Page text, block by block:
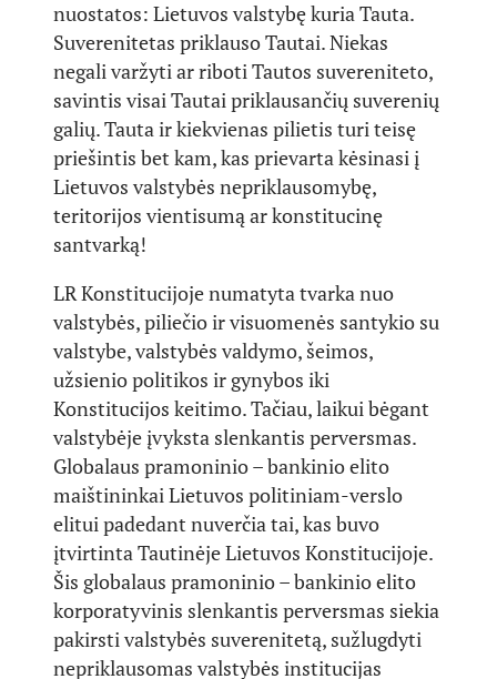
nuostatos: Lietuvos valstybę kuria Tauta.
Suverenitetas priklauso Tautai. Niekas
negali varžyti ar riboti Tautos suvereniteto,
savintis visai Tautai priklausančių suverenių
galių. Tauta ir kiekvienas pilietis turi teisę
priešintis bet kam, kas prievarta kėsinasi į
Lietuvos valstybės nepriklausomybę,
teritorijos vientisumą ar konstitucinę
santvarką!
LR Konstitucijoje numatyta tvarka nuo
valstybės, piliečio ir visuomenės santykio su
valstybe, valstybės valdymo, šeimos,
užsienio politikos ir gynybos iki
Konstitucijos keitimo. Tačiau, laikui bėgant
valstybėje įvyksta slenkantis perversmas.
Globalaus pramoninio – bankinio elito
maištininkai Lietuvos politiniam-verslo
elitui padedant nuverčia tai, kas buvo
įtvirtinta Tautinėje Lietuvos Konstitucijoje.
Šis globalaus pramoninio – bankinio elito
korporatyvinis slenkantis perversmas siekia
pakirsti valstybės suverenitetą, sužlugdyti
nepriklausomas valstybės institucijas